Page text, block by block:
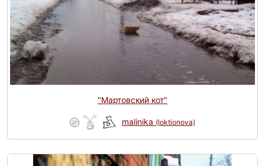
"Мартовский кот"
malinika (loktionova)